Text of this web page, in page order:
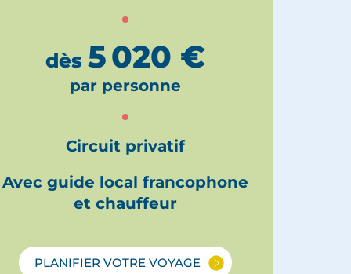
dès5 020 €
par personne
Circuit privatif
Avec guide local francophone
et chauffeur
PLANIFIER VOTRE VOYAGE